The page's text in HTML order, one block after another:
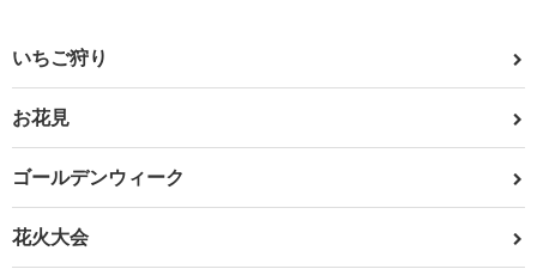
いちご狩り
お花見
ゴールデンウィーク
花火大会